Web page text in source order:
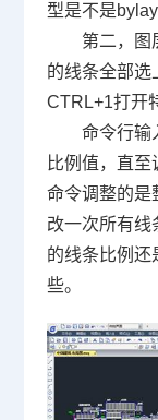
型是不是
第二，图
的线条全部
CTRL+1打开
命令行输
比例值，直
命令调整的是
改一次所有线
的线条比例还
些。